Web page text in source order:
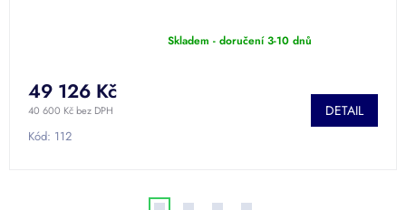
je
4,4
z
5
Skladem - doručení 3-10 dnů
40 600 Kč bez DPH
49 126 Kč
DETAIL
Kód: 112